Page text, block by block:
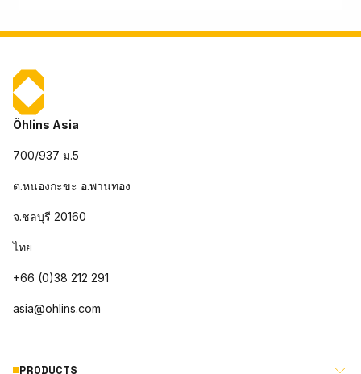
Öhlins Asia
700/937 ม.5
ต.หนองกะขะ อ.พานทอง
จ.ชลบุรี 20160
ไทย
+66 (0)38 212 291
asia@ohlins.com
PRODUCTS